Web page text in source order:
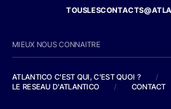
MIEUX NOUS CONNAITRE
ATLANTICO C'EST QUI, C'EST QUOI ?
/
LE RESEAU D'ATLANTICO
/ CONTACT